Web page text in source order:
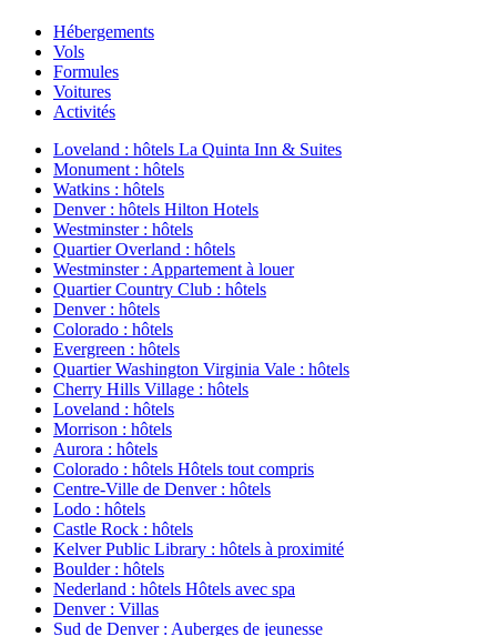
Hébergements
Vols
Formules
Voitures
Activités
Loveland : hôtels La Quinta Inn & Suites
Monument : hôtels
Watkins : hôtels
Denver : hôtels Hilton Hotels
Westminster : hôtels
Quartier Overland : hôtels
Westminster : Appartement à louer
Quartier Country Club : hôtels
Denver : hôtels
Colorado : hôtels
Evergreen : hôtels
Quartier Washington Virginia Vale : hôtels
Cherry Hills Village : hôtels
Loveland : hôtels
Morrison : hôtels
Aurora : hôtels
Colorado : hôtels Hôtels tout compris
Centre-Ville de Denver : hôtels
Lodo : hôtels
Castle Rock : hôtels
Kelver Public Library : hôtels à proximité
Boulder : hôtels
Nederland : hôtels Hôtels avec spa
Denver : Villas
Sud de Denver : Auberges de jeunesse